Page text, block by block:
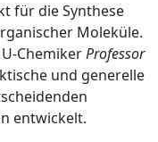
für die Synthese
Moleküle.
ChemikerProfessor
und generelle
entwickelt.